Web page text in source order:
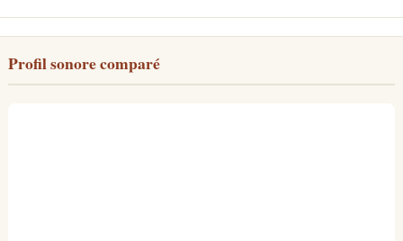
Profil sonore comparé